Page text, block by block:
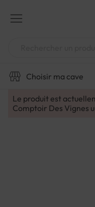
contenu
Choisir ma cave
Le produit est
Comptoir Des Vignes